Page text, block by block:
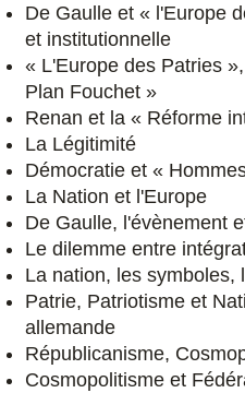
De Gaulle et « l'Europe
et institutionnelle
« L'Europe des Patries
Plan Fouchet »
Renan et la « Réforme
La Légitimité
Démocratie et «
La Nation et l'Europe
De Gaulle, l'évènement
Le dilemme entre
La nation, les symboles,
Patrie, Patriotisme et
allemande
Républicanisme,
Cosmopolitisme et